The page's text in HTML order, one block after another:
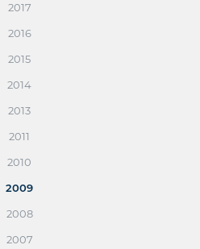
2017
2016
2015
2014
2013
2011
2010
2009
2008
2007